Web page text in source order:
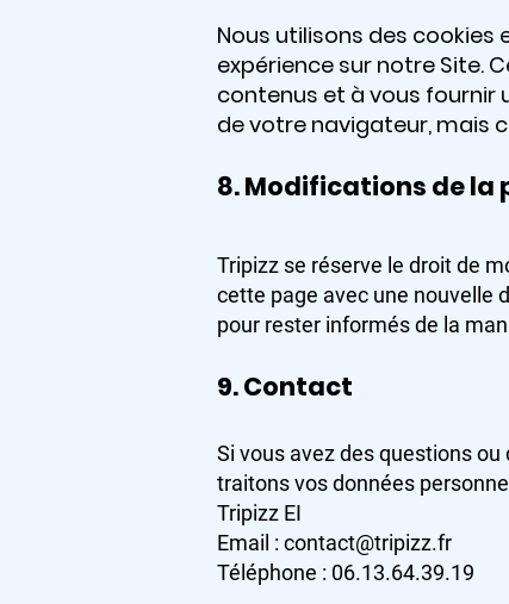
Nous utilisons des
expérience sur notre Site.
contenus et à vous fournir
de votre navigateur, mais
8. Modifications de
Tripizz se réserve le droit de
cette page avec une nouvelle
pour rester informés de la
9. Contact
Si vous avez des questions
traitons vos données
Tripizz EI
Email : contact@tripizz.fr
Téléphone : 06.13.64.39.19